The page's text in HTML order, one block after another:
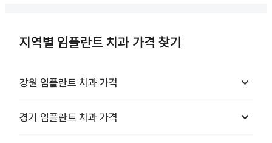
지역별 임플란트 치과 가격 찾기
강원 임플란트 치과 가격 keyboard_arrow_down
경기 임플란트 치과 가격 keyboard_arrow_down